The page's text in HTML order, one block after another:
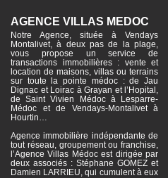
AGENCE VILLAS MÉDOC
Notre Agence, située à Vendays
Montalivet, à deux pas de la plage,
vous propose un service de
transactions immobilières : vente et
location de maisons, villas ou terrains
sur toute la pointe médoc : de Jau
Dignac et Loirac à Grayan et l’Hopital,
de Saint Vivien Médoc à Lesparre-
Médoc et de Vendays-Montalivet à
Hourtin…
Agence immobilière indépendante de
tout réseau, groupement ou franchise,
l’Agence Villas Médoc est dirigée par
deux associés : Stéphane GOMEZ et
Damien LARRIEU, qui cumulent à eux